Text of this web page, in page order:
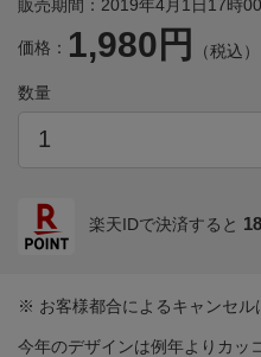
販売期間：2019年4月1日17時
価格： 1,980円 （税込）
数量
楽天IDで決済すると 18
※ お客様都合によるキャンセル
今年のデザインは例年よりカッ